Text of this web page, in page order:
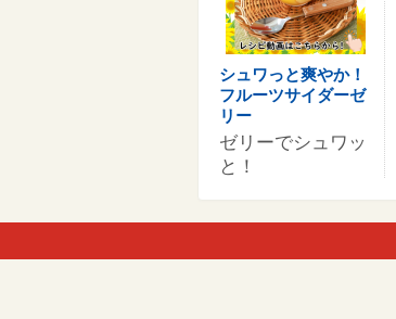
シュワっと爽やか！
フルーツサイダーゼ
リー
ゼリーでシュワッ
と！